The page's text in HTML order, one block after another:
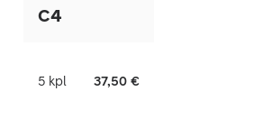
C4
5 kpl 37,50 €